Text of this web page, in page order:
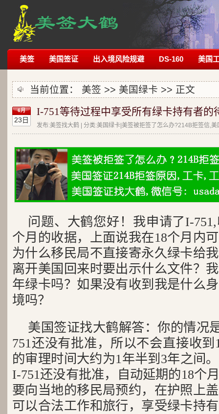
美签 美国签证 出入境风险规避 DS-160 美国
当前位置： 美签 >> 美国绿卡 >> 正文
6月
23日
I-751等待过程中享受所有绿卡持有者的
发布:美签找大鹤 | 分类:美国绿卡|美签被拒签了怎么办?214B拒签信,
问题、大鹤您好！我申请了I-
个月的收据，上面说我在18个月内
为什么移民局不直接寄永久绿卡给
离开美国回来时要出示什么文件？
年绿卡吗？如果没有收到我是什么
境吗？
美国签证找大鹤解答：你的情况
751还没有批准，所以不会直接收
的审理时间大约为1年半到3年之间
I-751还没有批准，自动延期的18个
要向当地的移民局预约，在护照上
可以合法工作和旅行，享受绿卡持